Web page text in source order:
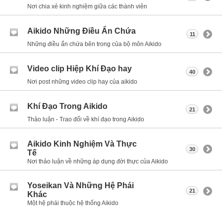
Nơi chia xẻ kinh nghiệm giữa các thành viên
Aikido Những Điều Ẩn Chứa
Những điều ẩn chứa bên trong của bộ môn Aikido
11
Video clip Hiệp Khí Đạo hay
Nơi post những video clip hay của aikido
40
Khí Đạo Trong Aikido
Thảo luận - Trao đổi về khí đạo trong Aikido
21
Aikido Kinh Nghiệm Và Thực
Tế
Nơi thảo luận về những áp dụng đời thực của Aikido
30
Yoseikan Và Những Hệ Phái
Khác
Một hệ phái thuộc hệ thống Aikido
21